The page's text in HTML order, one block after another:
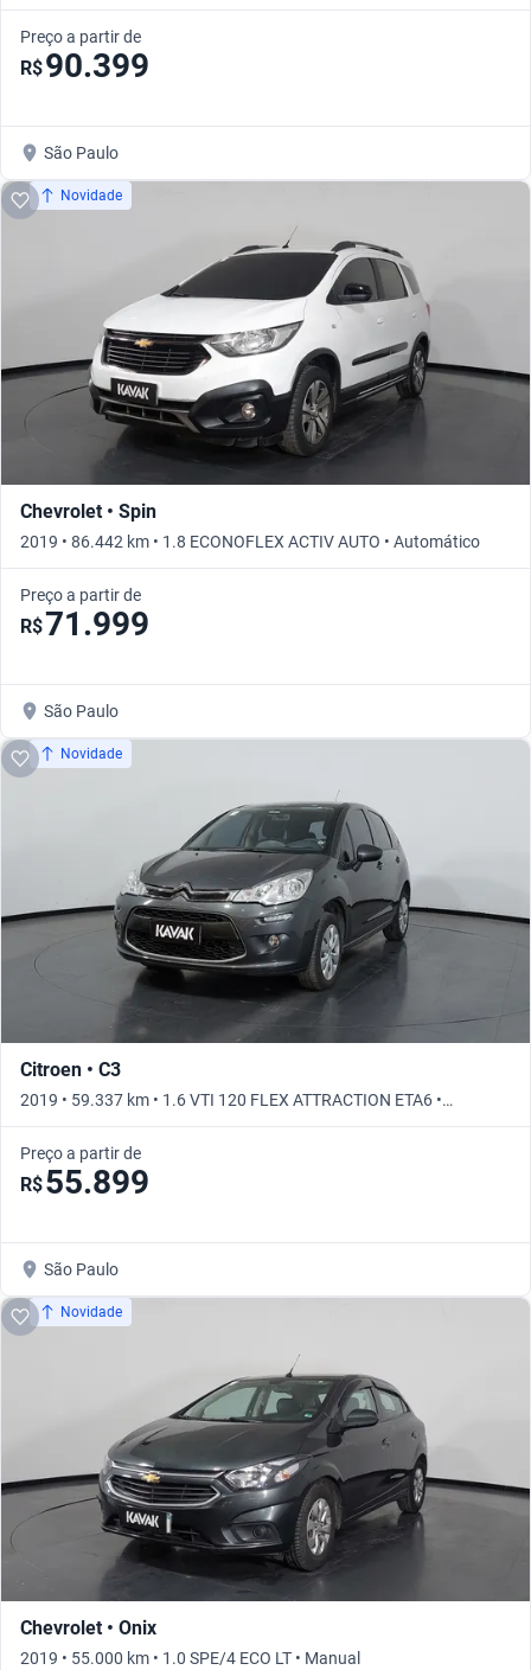
Preço a partir de
R$90.399
São Paulo
Novidade
Chevrolet • Spin
2019 • 86.442 km • 1.8 ECONOFLEX ACTIV AUTO • Automático
Preço a partir de
R$71.999
São Paulo
Novidade
Citroen • C3
2019 • 59.337 km • 1.6 VTI 120 FLEX ATTRACTION ETA6 •
Automático
Preço a partir de
R$55.899
São Paulo
Novidade
Chevrolet • Onix
2019 • 55.000 km • 1.0 SPE/4 ECO LT • Manual